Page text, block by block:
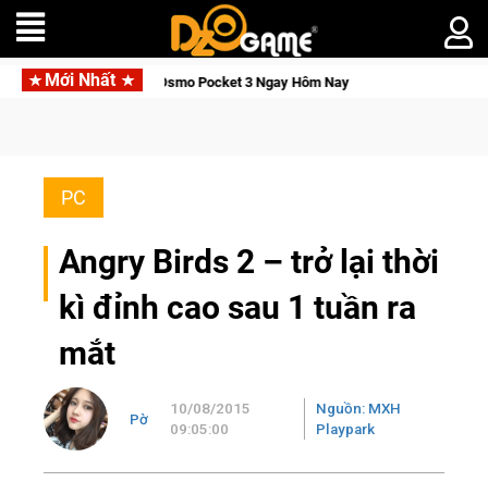
Mới Nhất
DJI Osmo Pocket 3 Ngay Hôm Nay
PC
Angry Birds 2 – trở lại thời
kì đỉnh cao sau 1 tuần ra
mắt
Pờ
10/08/2015
09:05:00
Nguồn: MXH
Playpark